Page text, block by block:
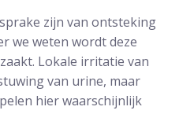
zijn van ontsteking
we weten wordt deze
Lokale irritatie van
van urine, maar
hier waarschijnlijk